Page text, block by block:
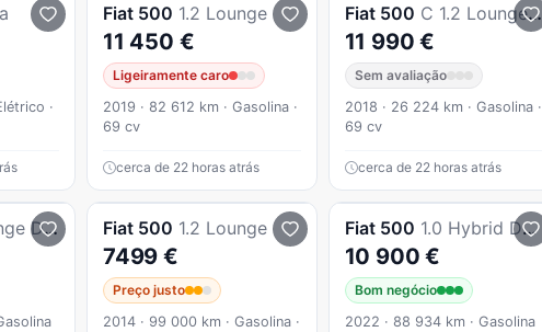
·
Fiat 500 1.2 Lounge
11 450 €
Ligeiramente caro
2019 · 82 612 km · Gasolina ·
69 cv
cerca de 22 horas atrás
Fiat 500 C 1.2 Lounge S&S
11 990 €
Sem avaliação
2018 · 26 224 km · Gasolina ·
69 cv
cerca de 22 horas atrás
S&S Fiat 500 1.2 Lounge
7499 €
Preço justo
2014 · 99 000 km · Gasolina ·
Fiat 500 1.0 Hybrid Dolcevita
10 900 €
Bom negócio
2022 · 88 934 km · Gasolina